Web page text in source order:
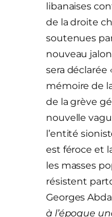
libanaises
de la droite
soutenues
nouveau
sera déclarée
mémoire de
de la grève
nouvelle
l’entité
est féroce et
les masses
résistent
Georges
à l’époque